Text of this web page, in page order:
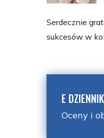
Serdecznie
sukcesów w
E DZIENNIK
Oceny i